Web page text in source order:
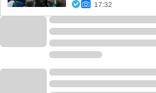
17:32